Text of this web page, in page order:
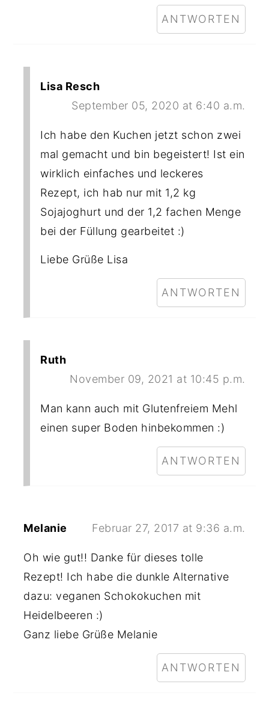
ANTWORTEN
Lisa Resch
September 05, 2020 at 6:40 a.m.
Ich habe den Kuchen jetzt schon zwei
mal gemacht und bin begeistert! Ist ein
wirklich einfaches und leckeres
Rezept, ich hab nur mit 1,2 kg
Sojajoghurt und der 1,2 fachen Menge
bei der Füllung gearbeitet :)
Liebe Grüße Lisa
ANTWORTEN
Ruth
November 09, 2021 at 10:45 p.m.
Man kann auch mit Glutenfreiem Mehl
einen super Boden hinbekommen :)
ANTWORTEN
Melanie Februar 27, 2017 at 9:36 a.m.
Oh wie gut!! Danke für dieses tolle
Rezept! Ich habe die dunkle Alternative
dazu: veganen Schokokuchen mit
Heidelbeeren :)
Ganz liebe Grüße Melanie
ANTWORTEN